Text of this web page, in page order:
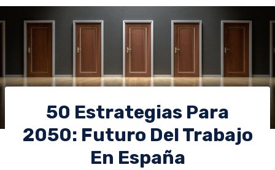
50 Estrategias Para
2050: Futuro Del Trabajo
En España